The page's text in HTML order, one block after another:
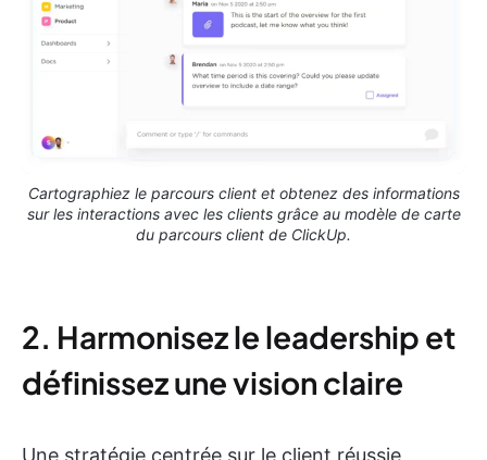
Cartographiez le parcours client et obtenez des informations
sur les interactions avec les clients grâce au modèle de carte
du parcours client de ClickUp.
2. Harmonisez le leadership et
définissez une vision claire
Une stratégie centrée sur le client réussie